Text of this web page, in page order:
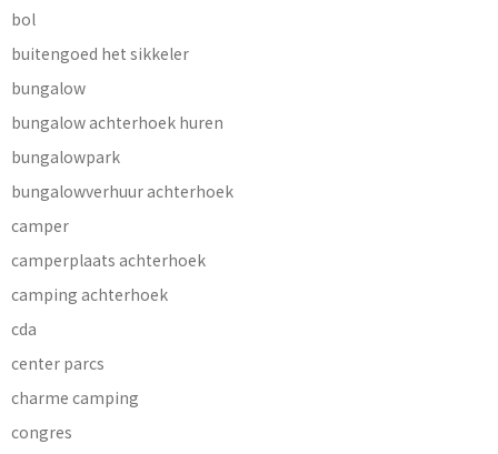
bol
buitengoed het sikkeler
bungalow
bungalow achterhoek huren
bungalowpark
bungalowverhuur achterhoek
camper
camperplaats achterhoek
camping achterhoek
cda
center parcs
charme camping
congres